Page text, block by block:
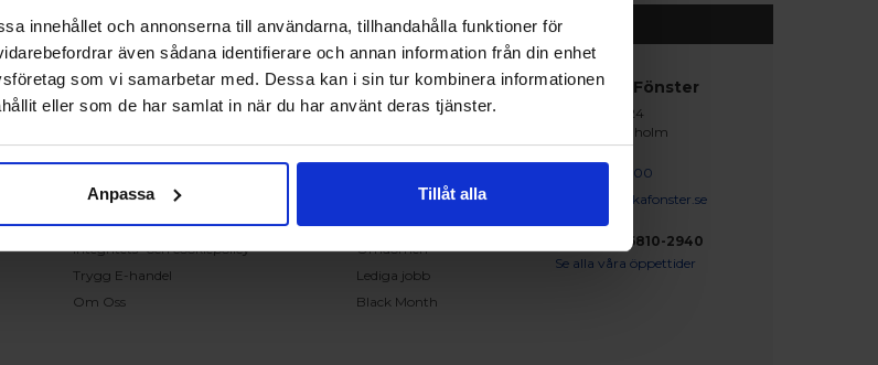
innehållet och annonserna till användarna, tillhandahålla funktioner för
även sådana identifierare och annan information från din enhet
som vi samarbetar med. Dessa kan i sin tur kombinera informationen
eller som de har samlat in när du har använt deras tjänster.
Anpassa Tillåt alla
RING OSS PÅ 0431 - 37 14 00
Handla på Nordiska Fönster
Köpvillkor
Om ditt köp
Betalnings & leveransvillkor
Ångerrätt & återbetalning
Garantier
Integritets- och cookiepolicy
Trygg E-handel
Om Oss
Snabblänkar
Monterat och klart
Inspiration
Vanliga frågor och svar
Återförsäljare
Omdömen
Lediga jobb
Black Month
Nordiska Fönster
Lagegatan 24
262 71 Ängelholm
0431 - 37 14 00
info@nordiskafonster.se
Org Nr: 556810-2940
Se alla våra öppettider